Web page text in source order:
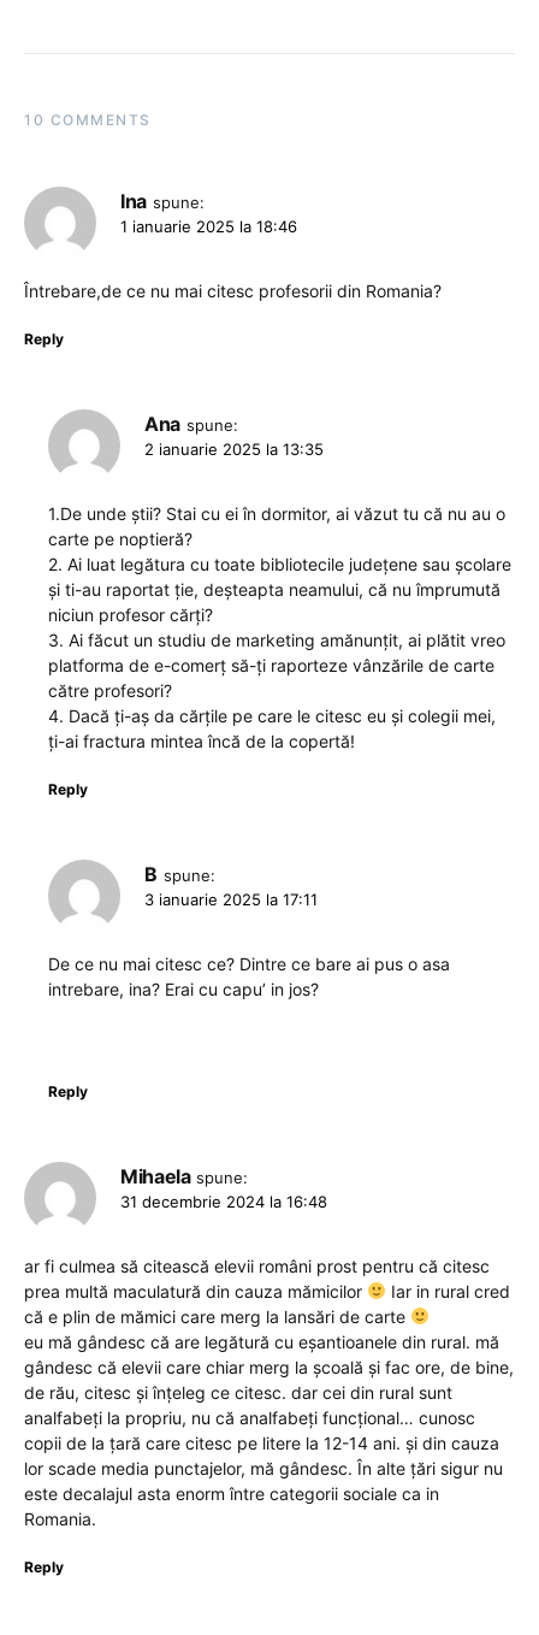
10 COMMENTS
Ina spune:
1 ianuarie 2025 la 18:46
Întrebare,de ce nu mai citesc profesorii din Romania?
Reply
Ana spune:
2 ianuarie 2025 la 13:35
1.De unde știi? Stai cu ei în dormitor, ai văzut tu că nu au o
carte pe noptieră?
2. Ai luat legătura cu toate bibliotecile județene sau școlare
și ti-au raportat ție, deșteapta neamului, că nu împrumută
niciun profesor cărți?
3. Ai făcut un studiu de marketing amănunțit, ai plătit vreo
platforma de e-comerț să-ți raporteze vânzările de carte
către profesori?
4. Dacă ți-aș da cărțile pe care le citesc eu și colegii mei,
ți-ai fractura mintea încă de la copertă!
Reply
B spune:
3 ianuarie 2025 la 17:11
De ce nu mai citesc ce? Dintre ce bare ai pus o asa
intrebare, ina? Erai cu capu’ in jos?
Reply
Mihaela spune:
31 decembrie 2024 la 16:48
ar fi culmea să citească elevii români prost pentru că citesc
prea multă maculatură din cauza mămicilor
Iar in rural cred
că e plin de mămici care merg la lansări de carte
eu mă gândesc că are legătură cu eșantioanele din rural. mă
gândesc că elevii care chiar merg la școală și fac ore, de bine,
de rău, citesc și înțeleg ce citesc. dar cei din rural sunt
analfabeți la propriu, nu că analfabeți funcțional… cunosc
copii de la țară care citesc pe litere la 12-14 ani. și din cauza
lor scade media punctajelor, mă gândesc. În alte țări sigur nu
este decalajul asta enorm între categorii sociale ca in
Romania.
Reply